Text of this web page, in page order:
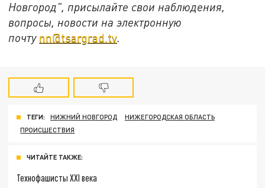
Новгород", присылайте свои наблюдения,
вопросы, новости на электронную
почту nn@tsargrad.tv.
ТЕГИ: НИЖНИЙ НОВГОРОД
НИЖЕГОРОДСКАЯ ОБЛАСТЬ
ПРОИСШЕСТВИЯ
ЧИТАЙТЕ ТАКЖЕ:
Технофашисты XXI века